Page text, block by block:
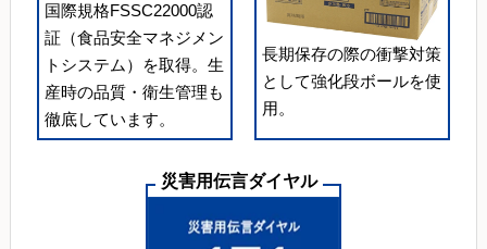
国際規格FSSC22000認
証（食品安全マネジメン
トシステム）を取得。生
産時の品質・衛生管理も
徹底しています。
長期保存の際の衝撃対策
として強化段ボールを使
用。
災害用伝言ダイヤル